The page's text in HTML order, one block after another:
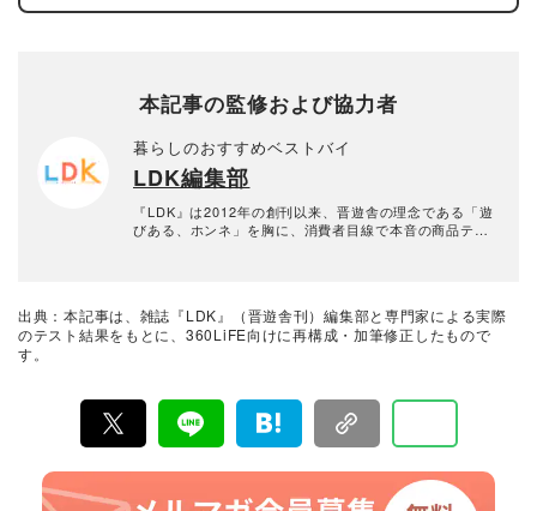
本記事の監修および協力者
暮らしのおすすめベストバイ
LDK編集部
『LDK』は2012年の創刊以来、晋遊舎の理念である「遊
びある、ホンネ」を胸に、消費者目線で本音の商品テス
て見つけた「本当に良いもの」と「お役立ち情報」を厳
選してあなたにお届け。編集長・高橋咲彩を中心に、11
出典：本記事は、雑誌『LDK』（晋遊舎刊）編集部と専門家による実際
のテスト結果をもとに、360LiFE向けに再構成・加筆修正したもので
す。